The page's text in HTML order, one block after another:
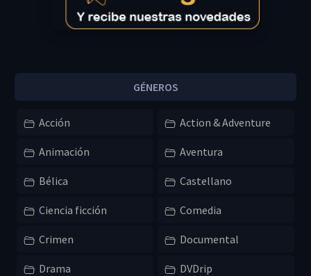
GÉNEROS
Acción Action & Adventure
Animación Aventura
Bélica Castellano
Ciencia ficción Comedia
Crimen Documental
Drama DVDrip